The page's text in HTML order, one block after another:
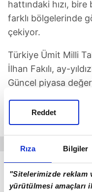
Rıza Bilgiler
"Sitelerimizde reklam
yürütülmesi amaçları
Reddet
hattındaki hızı,
farklı bölgelerinde
çekiyor.
Türkiye Ümit Milli
İlhan Fakılı, ay-
Güncel piyasa
transfer olmadan
2027'ye kadar